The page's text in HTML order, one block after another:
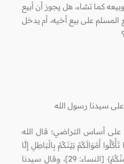
كما تشاء، هل يجوز أن أبيع
المسلم على بيع أخيه، أم يدخل
على سيدنا رسول الله
على أساس التراضي؛ قال الله
أَمْوَالَكُمْ بَيْنَكُمْ بِالْبَاطِلِ إِلَّا
أَنْ تَكُونَ تِجَارَةً عَنْ تَرَاضٍ مِنْكُمْ} [النساء: 29]، وقال سيدنا